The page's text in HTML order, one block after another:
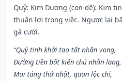
Quỷ: Kim Dương (con dê): Kim
thuận lợi trong việc. Ngược lại
gả cưới.
“Quỷ tinh khởi tạo tất nhân vong,
Đường tiền bất kiến chủ nhân lang,
Mai táng thử nhật, quan lộc chí,